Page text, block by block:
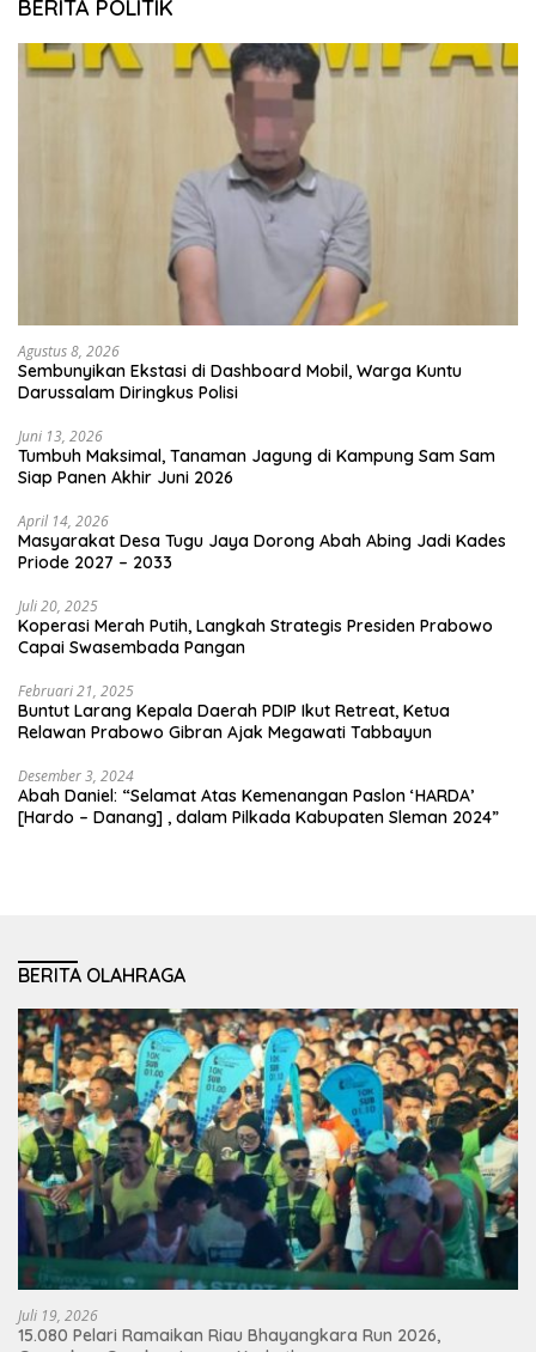
BERITA POLITIK
Agustus 8, 2026
Sembunyikan Ekstasi di Dashboard Mobil, Warga Kuntu
Darussalam Diringkus Polisi
Juni 13, 2026
Tumbuh Maksimal, Tanaman Jagung di Kampung Sam Sam
Siap Panen Akhir Juni 2026
April 14, 2026
Masyarakat Desa Tugu Jaya Dorong Abah Abing Jadi Kades
Priode 2027 – 2033
Juli 20, 2025
Koperasi Merah Putih, Langkah Strategis Presiden Prabowo
Capai Swasembada Pangan
Februari 21, 2025
Buntut Larang Kepala Daerah PDIP Ikut Retreat, Ketua
Relawan Prabowo Gibran Ajak Megawati Tabbayun
Desember 3, 2024
Abah Daniel: “Selamat Atas Kemenangan Paslon ‘HARDA’
[Hardo – Danang] , dalam Pilkada Kabupaten Sleman 2024”
BERITA OLAHRAGA
Juli 19, 2026
15.080 Pelari Ramaikan Riau Bhayangkara Run 2026,